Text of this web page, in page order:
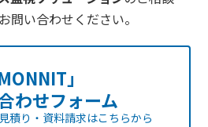
問い合わせください。
」
わせフォーム
積り・資料請求はこちらから